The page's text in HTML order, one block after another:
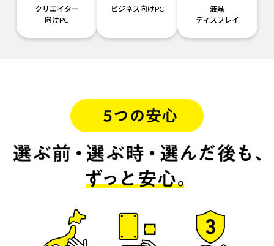
クリエイター
向けPC
ビジネス向けPC
液晶
ディスプレイ